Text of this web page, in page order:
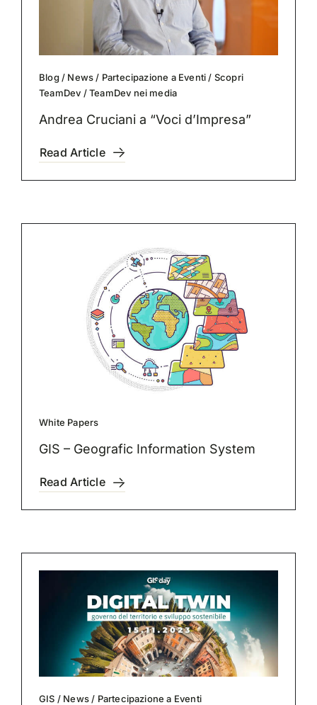
Blog/ News / Partecipazione a Eventi / Scopri
TeamDev /TeamDev nei media
Andrea Cruciani a “Voci d’Impresa”
Read Article
White Papers
GIS – Geografic Information System
Read Article
GIS / News/ Partecipazione a Eventi